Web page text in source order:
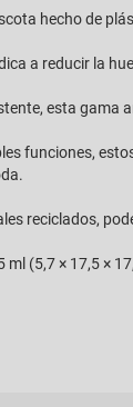
hecho de
a reducir la
esta gama
funciones,
reciclados,
ml (5,7 × 17,5 ×